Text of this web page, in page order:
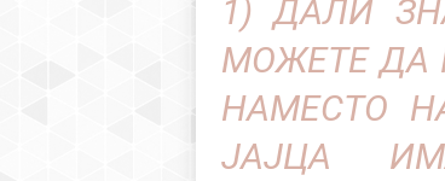
1) ДАЛИ
МОЖЕТЕ ДА
НАМЕСТО
ЈАЈЦА